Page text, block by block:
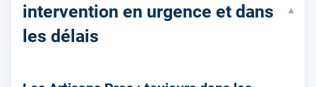
intervention en urgence et dans
les délais
▾